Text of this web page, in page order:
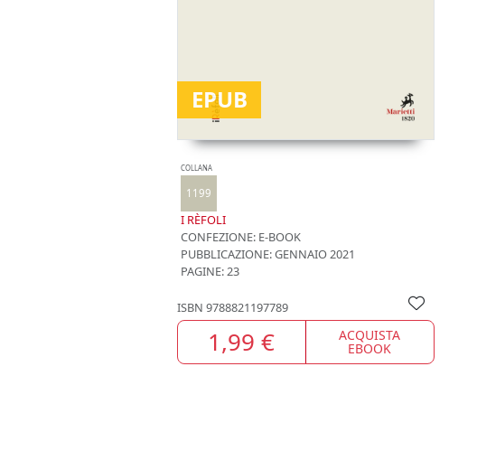
EPUB
COLLANA
1199
I RÈFOLI
CONFEZIONE: E-BOOK
PUBBLICAZIONE:GENNAIO 2021
PAGINE: 23
ISBN 9788821197789
1,99 € ACQUISTA
EBOOK